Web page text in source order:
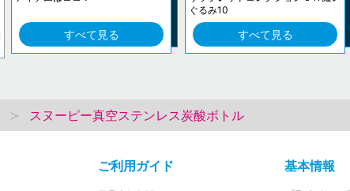
すべて見る
ぐるみ10
すべて見る
スヌーピー真空ステンレス炭酸ボトル
ご利用ガイド 基本情報